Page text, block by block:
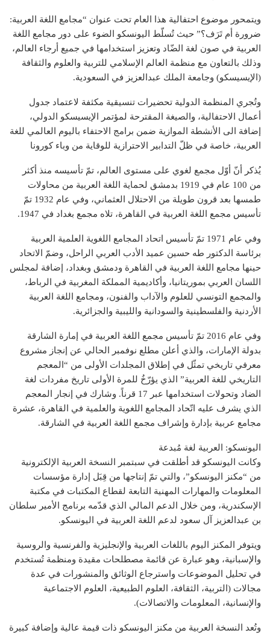
ويتمحور موضوع احتفالية هذا العام تحت عنوان “مجامع اللغة العربية:
ضرورة أم تَرَف؟” حيث تُسلّط اليونسكو الضوء على دور مجامع اللغة
العربية في صون لغة الضّاد وتعزيز استخدامها في جميع أرجاء العالم،
وذلك بالتعاون مع منظمة العالم الإسلامي للتربية والعلوم والثقافة
(الإيسيسكو) وجامعة الملك عبدالعزيز في السعودية.
وتُجري المنظمة الدولية تحضيرات تنسيقية مكثفة لاعتماد جدول
أعمال الاحتفالية، والصيغة المقترحة لمؤتمر الإيسيسكو الدولي،
إضافة الى الأنشطة الموازية ضمن برامج الاحتفاء باليوم العالمي للغة
العربية، خاصة في ظلّ التدابير الاحترازية للوقاية من وباء كورونا
يُذكر أنّ أوّل مجمع لغوي على مستوى العالم، تمّ تأسيسه منذ أكثر
من 100 عام في 1919 بدمشق لحماية اللغة العربية من محاولات
طمسها بعد قرون طويلة من الاحتلال العثماني، وفي عام 1932 تمّ
تأسيس مجمع اللغة العربية في القاهرة، تلاه مجمع بغداد في 1947.
وفي عام 1971 تمّ تأسيس اتحاد المجامع اللغوية العلمية العربية
برئاسة الدكتور طه حسين عميد الأدب العربي الراحل، وضمّ الاتحاد
حينها مجامع اللغة العربية في القاهرة ودمشق وبغداد، إضافة لمجلس
اللسان العربي بموريتانيا، وأكاديمية المملكة المغربية في الرباط،
والمجمع التونسي للعلوم والآداب والفنون، ومجامع اللغة العربية
الأردنية والفلسطينية والسودانية والليبية والجزائرية.
وفي عام 2016 تمّ تأسيس مجمع اللغة العربية في إمارة الشارقة
بدولة الإمارات، والذي أعلن مطلع نوفمبر الحالي عن إنجاز مشروع
معرفي تاريخي تمثّل في إطلاق المجلدات الأولى من “المعجم
التاريخي للغة العربية” الذي يؤرّخُ للمرة الأولى تاريخ مفردات لغة
الضاد وتحولات استخدامها عبر 17 قرناً. وشارك في إنجار المعجم
الذي يشرف عليه اتّحاد المجامع اللغوية والعلمية في القاهرة، عشرة
مجامع عربية بإدارة وإشراف مجمع اللغة العربية في الشارقة.
اليونسكو: العربية لغة مُبدعة
وكانت اليونسكو قد أطلقت في سبتمبر النسخة العربية الإلكترونية
من “مكنز اليونسكو”، والتي تمّ إنتاجها من قِبَل إدارة مؤسسات
المعلومات والمهارات المهنية التابعة لقطاع المكتبات في مكتبة
الإسكندرية، ومن خلال الدعم المالي الذي قدّمه برنامج الأمير سلطان
بن عبدالعزيز آل سعود لدعم اللغة العربية في اليونسكو.
ويتوفر المكنز اليوم باللغات العربية والإنجليزية والفرنسية والروسية
والإسبانية، وهو عبارة عن قائمة مصطلحات مقيدة ومنظمة تُستخدم
في تحليل الموضوعات واسترجاع الوثائق والمنشورات في عدة
مجالات (التربية، الثقافة، العلوم الطبيعية، العلوم الاجتماعية
والإنسانية، المعلومات والاتصالات).
وتُعد النسخة العربية من مكنز اليونسكو ذات قيمة عالية وإضافة كبيرة